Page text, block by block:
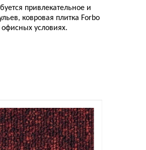
привлекательное и
ковровая плитка Forbo
условиях.